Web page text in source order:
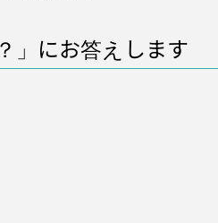
」にお答えします